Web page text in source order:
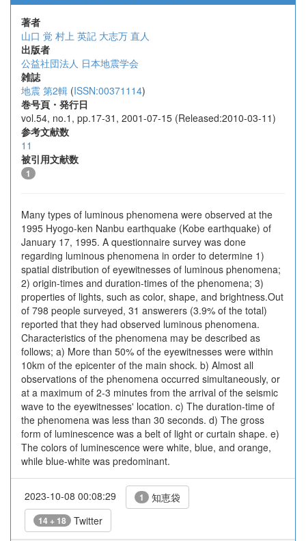
著者
山口 覚 村上 英記 大志万 直人
出版者
公益社団法人 日本地震学会
雑誌
地震 第2輯 (ISSN:00371114)
巻号頁・発行日
vol.54, no.1, pp.17-31, 2001-07-15 (Released:2010-03-11)
参考文献数
11
被引用文献数
1
Many types of luminous phenomena were observed at the
1995 Hyogo-ken Nanbu earthquake (Kobe earthquake) of
January 17, 1995. A questionnaire survey was done
regarding luminous phenomena in order to determine 1)
spatial distribution of eyewitnesses of luminous phenomena;
2) origin-times and duration-times of the phenomena; 3)
properties of lights, such as color, shape, and brightness.Out
of 798 people surveyed, 31 answerers (3.9% of the total)
reported that they had observed luminous phenomena.
Characteristics of the phenomena may be described as
follows; a) More than 50% of the eyewitnesses were within
10km of the epicenter of the main shock. b) Almost all
observations of the phenomena occurred simultaneously, or
at a maximum of 2-3 minutes from the arrival of the seismic
wave to the eyewitnesses' location. c) The duration-time of
the phenomena was less than 30 seconds. d) The gross
form of luminescence was a belt of light or curtain shape. e)
The colors of luminescence were white, blue, and orange,
while blue-white was predominant.
2023-10-08 00:08:29 1 知恵袋
14 + 18 Twitter